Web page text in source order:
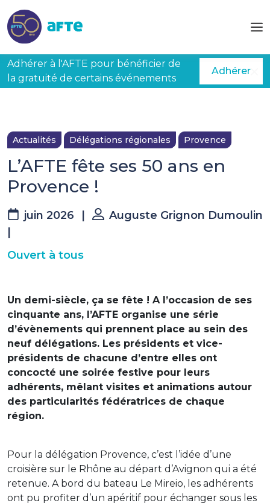
Adhérer à l'AFTE pour bénéficier de
la gratuité de certains événements
Adhérer
Actualités Délégations régionales Provence
L’AFTE fête ses 50 ans en
Provence !
juin 2026
Auguste Grignon Dumoulin
Ouvert à tous
Un demi-siècle, ça se fête ! A l’occasion de ses
cinquante ans, l’AFTE organise une série
d’évènements qui prennent place au sein des
neuf délégations. Les présidents et vice-
présidents de chacune d’entre elles ont
concocté une soirée festive pour leurs
adhérents, mêlant visites et animations autour
des particularités fédératrices de chaque
région.
Pour la délégation Provence, c’est l’idée d’une
croisière sur le Rhône au départ d’Avignon qui a été
retenue. A bord du bateau Le Mireio, les adhérents
ont pu profiter d’un apéritif pour échanger sous les